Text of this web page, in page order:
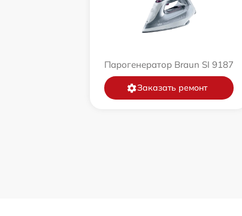
Парогенератор Braun SI 9187
Заказать ремонт